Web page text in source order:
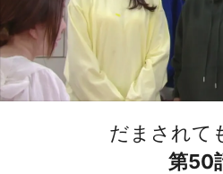
だまされて
第50